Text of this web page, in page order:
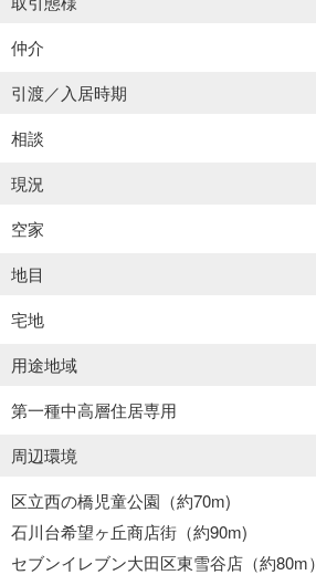
仲介
引渡／入居時期
相談
現況
空家
地目
宅地
用途地域
第一種中高層住居専用
周辺環境
区立西の橋児童公園（約70m)
石川台希望ヶ丘商店街（約90m)
セブンイレブン大田区東雪谷店（約80m）